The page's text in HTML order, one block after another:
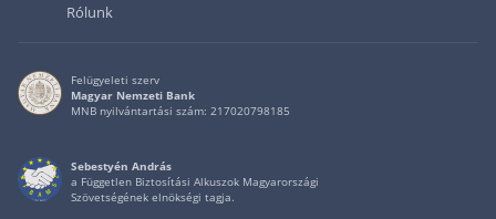
Rólunk
Felügyeleti szerv
Magyar Nemzeti Bank
MNB nyilvántartási szám: 217020798185
Sebestyén András
a Független Biztosítási Alkuszok Magyarországi
Szövetségének elnökségi tagja.